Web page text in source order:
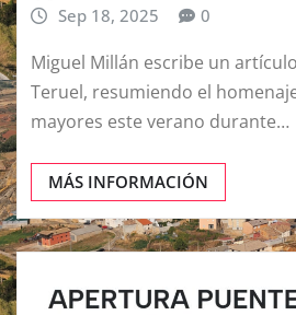
Sep 18, 2025
0
Miguel Millán escribe un
Teruel, resumiendo el
mayores este verano durante…
MÁS INFORMACIÓN